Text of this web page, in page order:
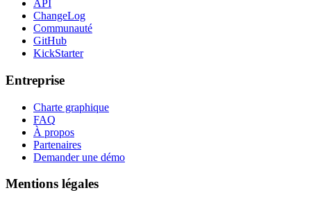
API
ChangeLog
Communauté
GitHub
KickStarter
Entreprise
Charte graphique
FAQ
À propos
Partenaires
Demander une démo
Mentions légales